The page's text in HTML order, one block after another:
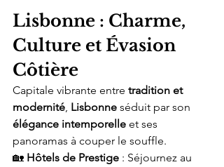
Lisbonne : Charme,
Culture et Évasion
Côtière
Capitale vibrante entre tradition et
modernité, Lisbonne séduit par son
élégance intemporelle et ses
panoramas à couper le souffle.
🏡 Hôtels de Prestige : Séjournez au